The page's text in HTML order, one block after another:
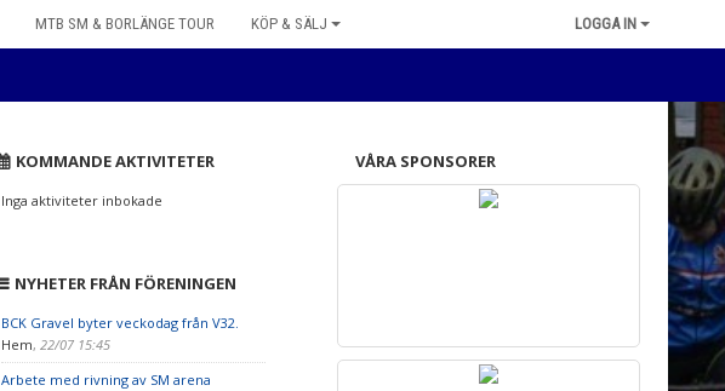
MTB SM & BORLÄNGE TOUR KÖP & SÄLJ LOGGA IN
KOMMANDE AKTIVITETER
Inga aktiviteter inbokade
NYHETER FRÅN FÖRENINGEN
BCK Gravel byter veckodag från V32.
Hem, 22/07 15:45
Arbete med rivning av SM arena
VÅRA SPONSORER